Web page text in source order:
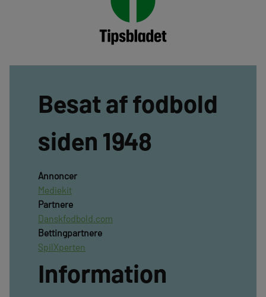
Besat af fodbold
siden 1948
Annoncer
Mediekit
Partnere
Danskfodbold.com
Bettingpartnere
SpilXperten
Information